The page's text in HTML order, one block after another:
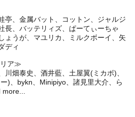
亭、金属バット、コットン、ジャルジ
長、バッテリィズ、ぱーてぃーちゃ
ょうが、マユリカ、ミルクボーイ、矢
ディ
ア≫
川畑泰史、酒井藍、土屋翼(ミカボ)、
)、bykn、Minipiyo、諸見里大介、ら